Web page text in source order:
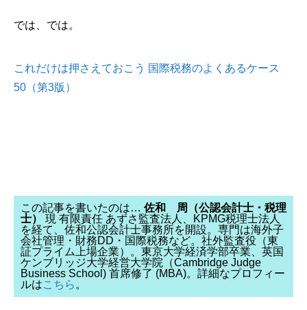
では、では。
これだけは押さえておこう 国際税務のよくあるケース
50（第3版）
この記事を書いたのは… 佐和 周（公認会計士・税理
士）
現 有限責任 あずさ監査法人、KPMG税理士法人
を経て、佐和公認会計士事務所を開設。専門は海外子
会社管理・財務DD・国際税務など。社外監査役（東
証プライム上場企業）。東京大学経済学部卒業、英国
ケンブリッジ大学経営大学院（Cambridge Judge
Business School) 首席修了 (MBA)。詳細なプロフィー
ルはこちら 。